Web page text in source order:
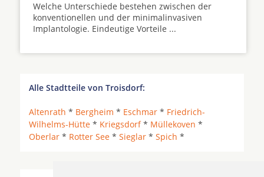
Welche Unterschiede bestehen zwischen der
konventionellen und der minimalinvasiven
Implantologie. Eindeutige Vorteile ...
Alle Stadtteile von Troisdorf:
Altenrath * Bergheim * Eschmar * Friedrich-
Wilhelms-Hütte * Kriegsdorf* Müllekoven *
Oberlar * Rotter See * Sieglar * Spich *